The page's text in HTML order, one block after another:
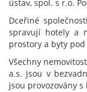
ústav, spol. s r.o.
Dceřiné
spravují hotely a
prostory a byty pod
Všechny
a.s. jsou v
jsou provozovány s